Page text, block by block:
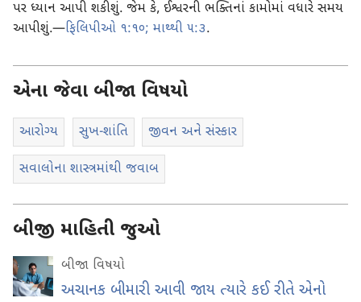
પર ધ્યાન આપી શકીશું. જેમ કે, ઈશ્વરની ભક્તિનાં કામોમાં વધારે સમય
આપીશું.—ફિલિપીઓ ૧:૧૦; માથ્થી ૫:૩.
એના જેવા બીજા વિષયો
આરોગ્ય સુખ-શાંતિ જીવન અને સંસ્કાર
સવાલોના શાસ્ત્રમાંથી જવાબ
બીજી માહિતી જુઓ
બીજા વિષયો
અચાનક બીમારી આવી જાય ત્યારે કઈ રીતે એનો